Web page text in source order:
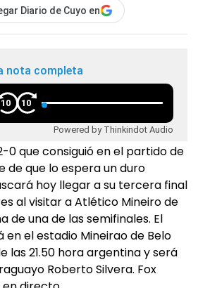
Diario de Cuyo en
nota completa
10 10
Powered by Thinkindot Audio
0 que consiguió en el partido de
de que lo espera un duro
hoy llegar a su tercera final
al visitar a Atlético Mineiro de
de una de las semifinales. El
el estadio Mineirao de Belo
las 21.50 hora argentina y será
Roberto Silvera. Fox